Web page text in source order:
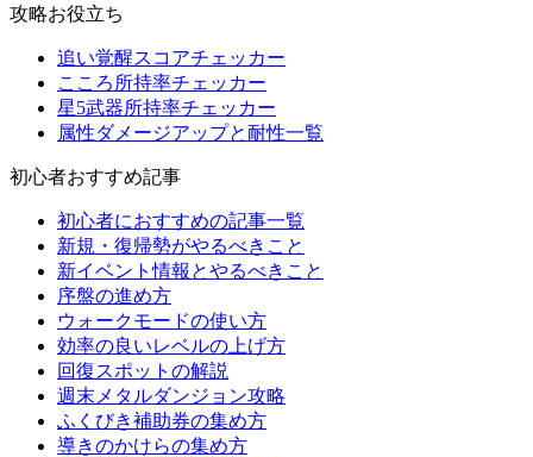
攻略お役立ち
追い覚醒スコアチェッカー
こころ所持率チェッカー
星5武器所持率チェッカー
属性ダメージアップと耐性一覧
初心者おすすめ記事
初心者におすすめの記事一覧
新規・復帰勢がやるべきこと
新イベント情報とやるべきこと
序盤の進め方
ウォークモードの使い方
効率の良いレベルの上げ方
回復スポットの解説
週末メタルダンジョン攻略
ふくびき補助券の集め方
導きのかけらの集め方